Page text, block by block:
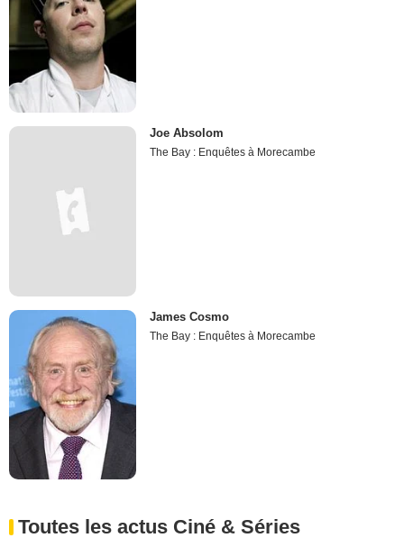
Joe Absolom
The Bay : Enquêtes à Morecambe
James Cosmo
The Bay : Enquêtes à Morecambe
Toutes les actus Ciné & Séries